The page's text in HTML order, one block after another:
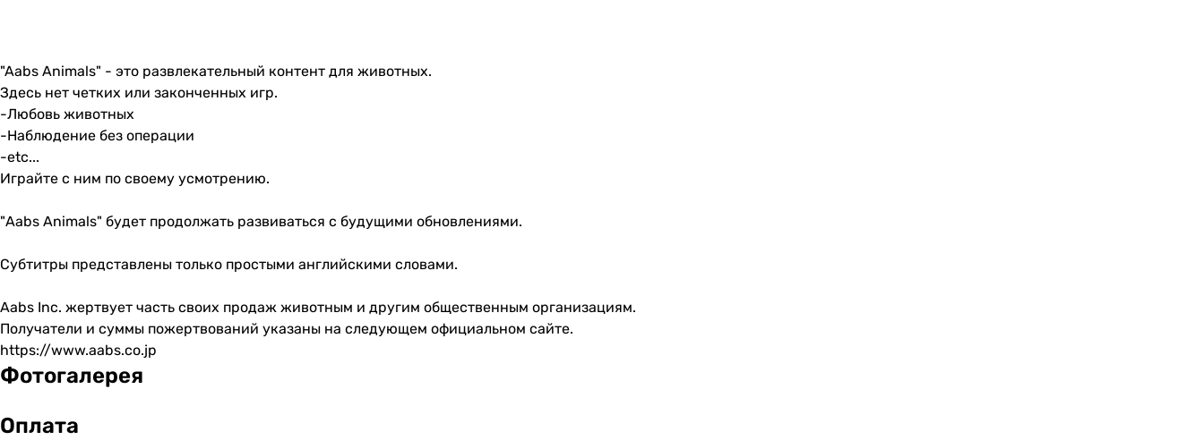
"Aabs Animals" - это развлекательный контент для животных.
Здесь нет четких или законченных игр.
-Любовь животных
-Наблюдение без операции
-etc...
Играйте с ним по своему усмотрению.
"Aabs Animals" будет продолжать развиваться с будущими обновлениями.
Субтитры представлены только простыми английскими словами.
Aabs Inc. жертвует часть своих продаж животным и другим общественным организациям.
Получатели и суммы пожертвований указаны на следующем официальном сайте.
https://www.aabs.co.jp
Фотогалерея
Оплата